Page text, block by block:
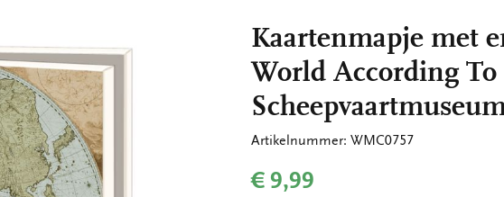
Kaartenmapje met
World According
Artikelnummer: WMC0757
€ 9,99